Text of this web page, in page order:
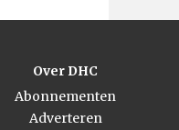
Over DHC
Abonnementen
Adverteren